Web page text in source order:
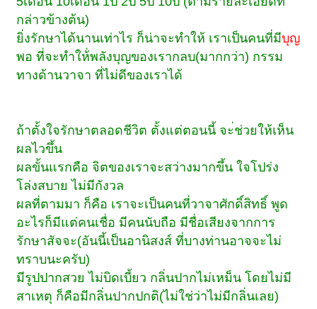
กล่าวข้างต้น)
ยิ่งรักษาได้นานเท่าไร ก็น่าจะทำให้ เราเป็นคนที่มีบุญ
พอ ที่จะทำให้่พลังบุญของเรากลบ(มากกว่า) กรรม
ทางด้านวาจา ที่ไม่ดีของเราได้
ถ้าตั้งใจรักษาตลอดชีวิต ตั้งแต่ตอนนี้ จะ่ช่วยให้เห็น
ผลไวขึ้น
ผลขั้นแรกคือ จิตของเราจะสว่างมากขึ้น ใจโปร่ง
โล่งสบาย ไม่มีกังวล
ผลที่ตามมา ก็คือ เราจะเป็นคนที่วาจาศักดิ์สิทธิ์ พูด
อะไรก็มีแต่คนเชื่อ มีคนนับถือ มีชื่อเสียงจากการ
รักษาสัจจะ(อันนี้เป็นอานิสงส์ ที่บางท่านอาจจะไม่
ทราบนะครับ)
มีรูปปากสวย ไม่บิดเบี้ยว กลิ่นปากไม่เหม็น โดยไม่มี
สาเหตุ ก็คือมีกลิ่นปากปกติ(ไม่ใช่ว่าไม่มีกลิ่นเลย)